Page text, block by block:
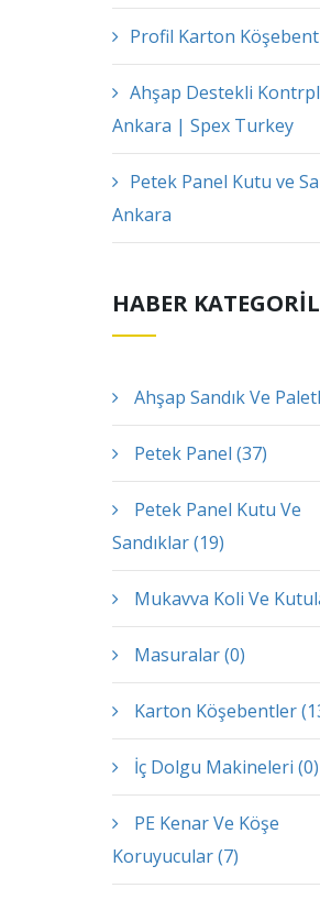
Profil Karton
Ahşap Destekli
Ankara | Spex Turkey
Petek Panel Kutu ve
Ankara
HABER
Ahşap Sandık Ve
Petek Panel (37)
Petek Panel Kutu Ve
Sandıklar (19)
Mukavva Koli Ve
Masuralar (0)
Karton Köşebentler
İç Dolgu Makineleri (0)
PE Kenar Ve Köşe
Koruyucular (7)